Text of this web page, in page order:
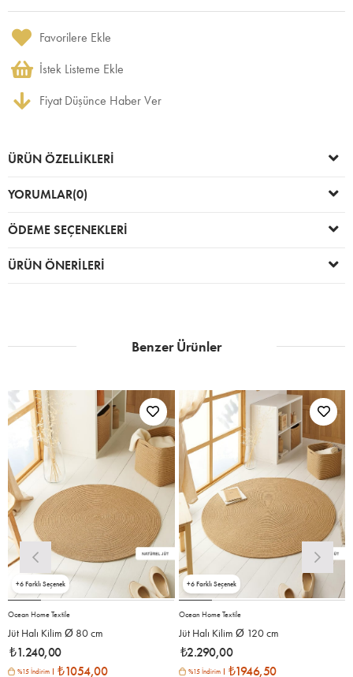
Favorilere Ekle
İstek Listeme Ekle
Fiyat Düşünce Haber Ver
ÜRÜN ÖZELLIKLERI
YORUMLAR(0)
ÖDEME SEÇENEKLERI
ÜRÜN ÖNERILERI
Benzer Ürünler
Ocean Home Textile
Jüt Halı Kilim Ø 80 cm
₺1.240,00
%15 İndirim ₺1054,00
6
Ocean Home Textile
Jüt Halı Kilim Ø 120 cm
₺2.290,00
%15 İndirim ₺1946,50
6